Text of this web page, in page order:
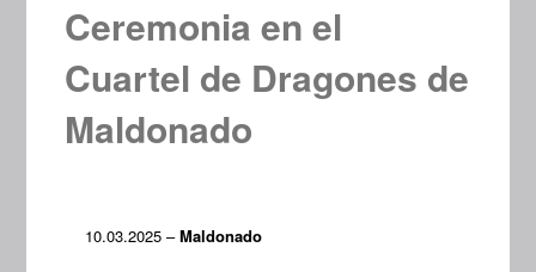
Ceremonia en el
Cuartel de Dragones de
Maldonado
10.03.2025 –Maldonado